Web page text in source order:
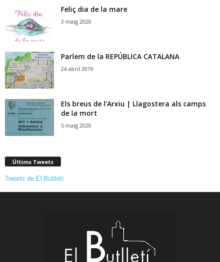
Feliç dia de la mare
3 maig 2020
Parlem de la REPÚBLICA CATALANA
24 abril 2019
Els breus de l’Arxiu | Llagostera als camps
de la mort
5 maig 2020
Últims Tweets
Tweets de El Butlletí